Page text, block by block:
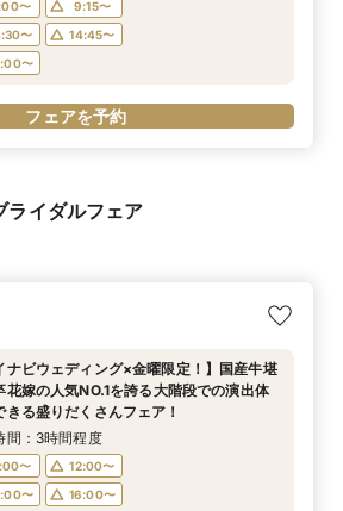
〜
9:15〜
〜
14:45〜
〜
フェアを予約
ライダルフェア
ナビウェディング×金曜限定！】国産牛堪
嫁の人気NO.1を誇る大階段での演出体
きる盛りだくさんフェア！
間：3時間程度
〜
12:00〜
〜
16:00〜